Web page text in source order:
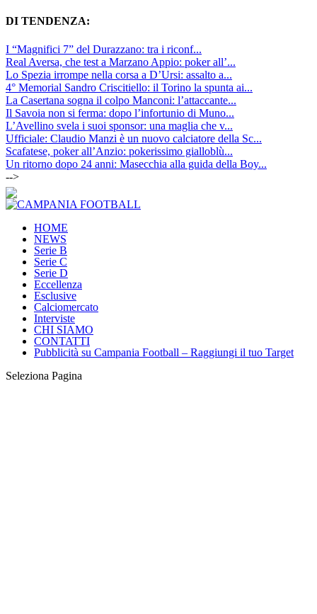
DI TENDENZA:
I “Magnifici 7” del Durazzano: tra i riconf...
Real Aversa, che test a Marzano Appio: poker all’...
Lo Spezia irrompe nella corsa a D’Ursi: assalto a...
4° Memorial Sandro Criscitiello: il Torino la spunta ai...
La Casertana sogna il colpo Manconi: l’attaccante...
Il Savoia non si ferma: dopo l’infortunio di Muno...
L’Avellino svela i suoi sponsor: una maglia che v...
Ufficiale: Claudio Manzi è un nuovo calciatore della Sc...
Scafatese, poker all’Anzio: pokerissimo gialloblù...
Un ritorno dopo 24 anni: Masecchia alla guida della Boy...
-->
HOME
NEWS
Serie B
Serie C
Serie D
Eccellenza
Esclusive
Calciomercato
Interviste
CHI SIAMO
CONTATTI
Pubblicità su Campania Football – Raggiungi il tuo Target
Seleziona Pagina